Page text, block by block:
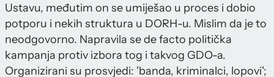
Ustavu, međutim on se umiješao u proces i dobio
potporu i nekih struktura u DORH-u. Mislim da je to
neodgovorno. Napravila se de facto politička
kampanja protiv izbora tog i takvog GDO-a.
Organizirani su prosvjedi: 'banda, kriminalci, lopovi';